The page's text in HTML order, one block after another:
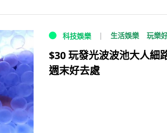
科技娛樂 生活娛樂 玩樂
$30 玩發光波波池大人細
週末好去處